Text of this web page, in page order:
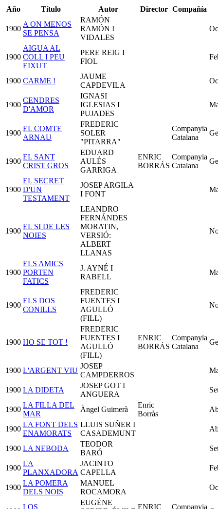
Año Título Autor Director Compañía
1900
A ON MENOS
SE PENSA
RAMÓN
RAMÓN I
VIDALES
1900
AIGUA AL
COLL I PEU
EIXUT
PERE REIG I
FIOL
1900 CARME !
JAUME
CAPDEVILA
1900
CENDRES
D'AMOR
IGNASI
IGLESIAS I
PUJADES
1900
EL COMTE
ARNAU
FREDERIC
SOLER
"PITARRA"
Companyia
Catalana
1900
EL SANT
CRIST GROS
EDUARD
AULÉS
GARRIGA
ENRIC
BORRÁS
Companyia
Catalana
1900
EL SECRET
D'UN
TESTAMENT
JOSEP ARGILA
I FONT
1900
EL SI DE LES
NOIES
LEANDRO
FERNÁNDES
MORATIN,
VERSIÓ:
ALBERT
LLANAS
1900
ELS AMICS
PORTEN
FATICS
J. AYNÉ I
RABELL
1900
ELS DOS
CONILLS
FREDERIC
FUENTES I
AGULLÓ
(FILL)
1900 HO SE TOT !
FREDERIC
FUENTES I
AGULLÓ
(FILL)
ENRIC
BORRÁS
Companyia
Catalana
1900 L'ARGENT VIU
JOSEP
CAMPDERROS
1900 LA DIDETA
JOSEP GOT I
ANGUERA
1900
LA FILLA DEL
MAR
Àngel Guimerà
Enric
Borràs
1900
LA FONT DELS
ENAMORATS
LLUIS SUÑER I
CASADEMUNT
1900 LA NEBODA
TEODOR
BARÓ
1900
LA
PLANXADORA
JACINTO
CAPELLA
1900
LA POMERA
DELS NOIS
MANUEL
ROCAMORA
LOS
EUGÈNE
ENRIC Companyia